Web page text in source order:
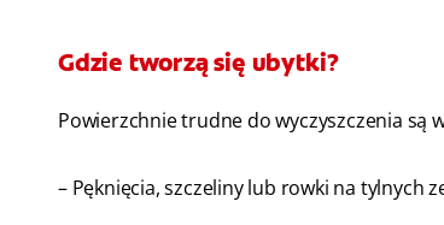
Gdzie tworzą się ubytki?
Powierzchnie trudne do wyczyszczenia są
– Pęknięcia, szczeliny lub rowki na tylnych